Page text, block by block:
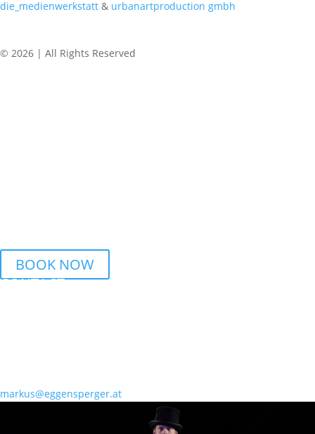
die_medienwerkstatt & urbanartproduction gmbh
© 2026 | All Rights Reserved
BOOK NOW
CONTACT
markus@eggensperger.at